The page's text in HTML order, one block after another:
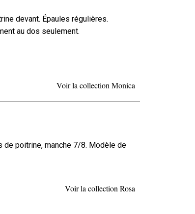
devant. Épaules régulières.
au dos seulement.
Voir la collection Monica
de poitrine, manche 7/8. Modèle de
Voir la collection Rosa